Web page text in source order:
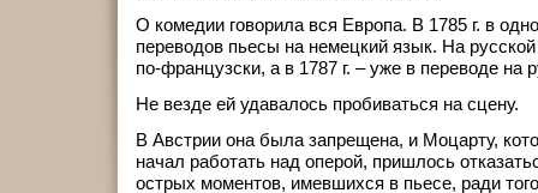
О комедии говорила вся Европа. В 1785 г. в
переводов пьесы на немецкий язык. На
по-французски, а в 1787 г. – уже в переводе на
Не везде ей удавалось пробиваться на сцену.
В Австрии она была запрещена, и Моцарту,
начал работать над оперой, пришлось
острых моментов, имевшихся в пьесе, ради